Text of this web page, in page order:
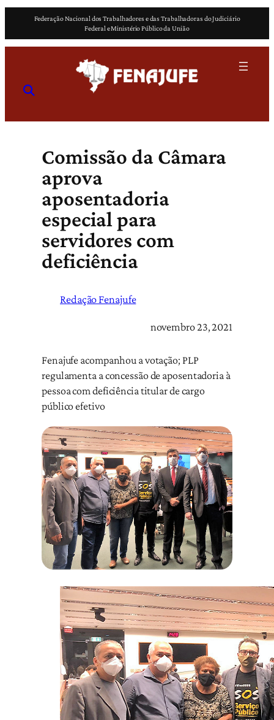
o
Federação Nacional dos Trabalhadores e das Trabalhadoras do Judiciário
Federal e Ministério Público da União
Comissão da Câmara
aprova
aposentadoria
especial para
servidores com
deficiência
Redação Fenajufe
novembro 23, 2021
Fenajufe acompanhou a votação; PLP
regulamenta a concessão de aposentadoria à
pessoa com deficiência titular de cargo
público efetivo